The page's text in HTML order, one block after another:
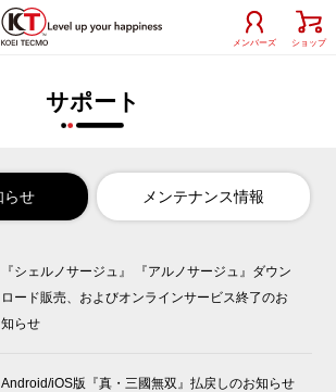
メンバーズ ショップ
サポート
らせ メンテナンス情報
『シェルノサージュ』 『アルノサージュ』ダウン
ロード販売、およびオンラインサービス終了のお
知らせ
Android/iOS版『真・三國無双』払戻しのお知らせ
8月5日実施 GAMECITY 定期メンテナンスのお知
らせ
らせ